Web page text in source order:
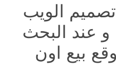
الويب
عند البحث
بيع اون